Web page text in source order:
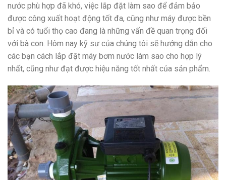
nước phù hợp đã khó, việc lắp đặt làm sao để đảm bảo
được công xuất hoạt động tốt đa, cũng như máy được bền
bỉ và có tuổi thọ cao đang là những vấn đề quan trọng đối
với bà con. Hôm nay kỹ sư của chúng tôi sẽ hướng dẫn cho
các bạn cách lắp đặt máy bơm nước làm sao cho hợp lý
nhất, cũng như đạt được hiệu năng tốt nhất của sản phẩm.